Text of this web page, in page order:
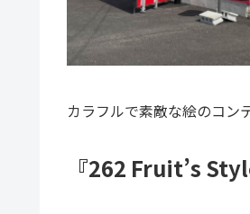
カラフルで素敵な絵のコン
『262 Fruit’s